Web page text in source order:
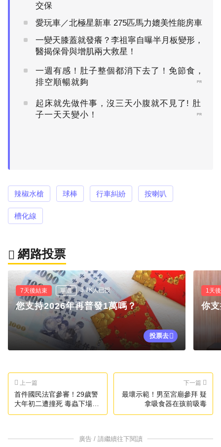
交保
愛玩車／北極星新車 275匹馬力媲美性能房車
一變天膝蓋就發癢？李祖寧自曝半月板變形，
醫揭保骨與增肌兩大救星！
一週有感！肚子整個都消下去了！免節食，
排空順暢就夠
PR
起床就先做件事，沒三天小腹就不見了! 肚
子一天天變小！
PR
辣椒水槍 球棒 行車糾紛 按喇叭
槽化線
網路投票
7天後結束 單選 3.7K人已投
您支持2026年再普發1萬嗎？
投票去
1天
你
上一篇
首件國民法官參審！29歲警
大年初二遭撞死 毒蟲下場曝
光
下一篇
最壞示範！男至宮廟參拜 疑
拿吸食器在孩前吸毒
廣告 / 請繼續往下閱讀